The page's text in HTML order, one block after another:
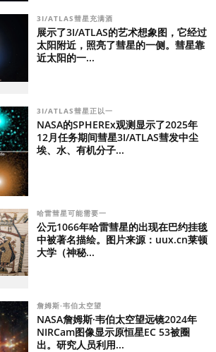
3I/ATLAS彗星充满酒
展示了3I/ATLAS的艺术想象图，它经过
太阳附近，照亮了彗星的一侧。彗星靠
近太阳的一...
3I/ATLAS彗星正以一
NASA的SPHEREx观测显示了2025年
12月任务期间彗星3I/ATLAS彗发中尘
埃、水、有机分子...
哈雷彗星可能需要一
公元1066年哈雷彗星的出现在巴约挂毯
中被著名描绘。图片来源：uux.cn莱顿
大学（神秘...
詹姆斯·韦伯太空望
NASA詹姆斯·韦伯太空望远镜2024年
NIRCam图像显示原恒星EC 53被圈
出。研究人员利用...